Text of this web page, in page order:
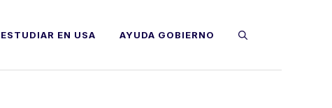
ESTUDIAR EN USA AYUDA GOBIERNO